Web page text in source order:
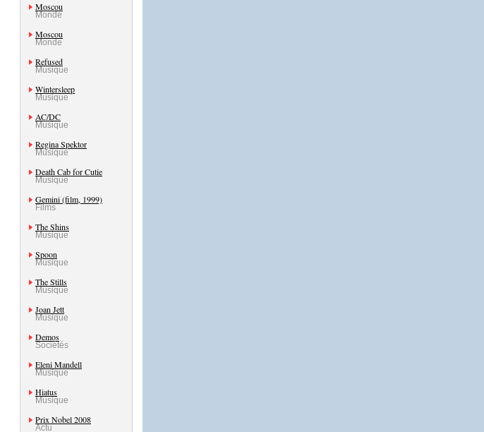
Moscou
Monde
Moscou
Monde
Refused
Musique
Wintersleep
Musique
AC/DC
Musique
Regina Spektor
Musique
Death Cab for Cutie
Musique
Gemini (film, 1999)
Films
The Shins
Musique
Spoon
Musique
The Stills
Musique
Joan Jett
Musique
Demos
Sociétés
Eleni Mandell
Musique
Hiatus
Musique
Prix Nobel 2008
Actu